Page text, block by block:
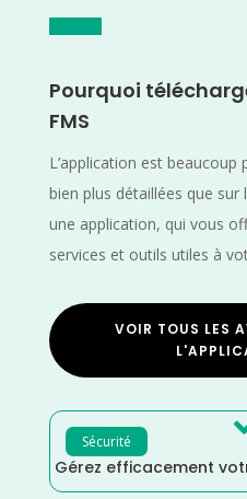
Pourquoi
FMS
L’application est
bien plus détaillées que sur
une application, qui vous
services et outils utiles à
VOIR TOUS LES
Sécurité
Gérez efficacement